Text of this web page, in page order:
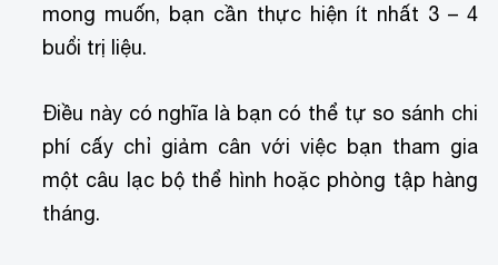
mong muốn, bạn cần thực hiện ít nhất 3 – 4
buổi trị liệu.
Điều này có nghĩa là bạn có thể tự so sánh chi
phí cấy chỉ giảm cân với việc bạn tham gia
một câu lạc bộ thể hình hoặc phòng tập hàng
tháng.